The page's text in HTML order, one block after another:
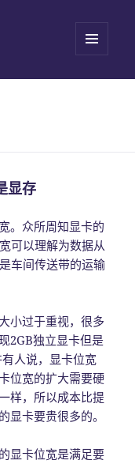
挂件
显存
。众所周知显卡的
可以理解为数据从
车间传送带的运输
小过于重视，很多
2GB独立显卡但是
人说，显卡位宽
位宽的扩大需要硬
样，所以成本比提
显卡要贵很多的。
显卡位宽是满足要